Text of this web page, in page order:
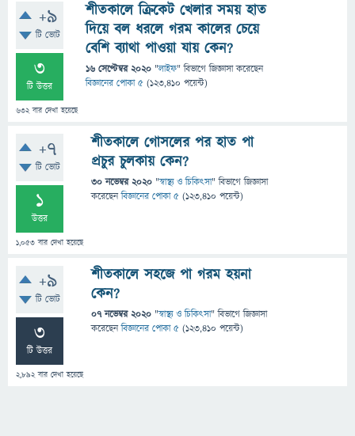
+9
টি ভোট
3
টি উত্তর
632বার দেখা হয়েছে
শীতকালে ক্রিকেট খেলার সময় হাত
দিয়ে বল ধরলে গরম কালের চেয়ে
বেশি ব্যাথা পাওয়া যায় কেন?
16 সেপ্টেম্বর 2020 "লাইফ" বিভাগে জিজ্ঞাসাকরেছেন
বিজ্ঞানের পোকা ৫ (123,410 পয়েন্ট)
+7
টি ভোট
1
উত্তর
1,053 বার দেখা হয়েছে
শীতকালে গোসলের পর হাত পা
প্রচুর চুলকায় কেন?
30 নভেম্বর 2020 "স্বাস্থ্য ও চিকিৎসা" বিভাগে জিজ্ঞাসা
করেছেনবিজ্ঞানের পোকা ৫ (123,410 পয়েন্ট)
+9
টি ভোট
3
টি উত্তর
2,892বার দেখা হয়েছে
শীতকালে সহজে পা গরম হয়না
কেন?
07 নভেম্বর 2020 "স্বাস্থ্য ও চিকিৎসা" বিভাগে জিজ্ঞাসা
করেছেনবিজ্ঞানের পোকা ৫ (123,410 পয়েন্ট)